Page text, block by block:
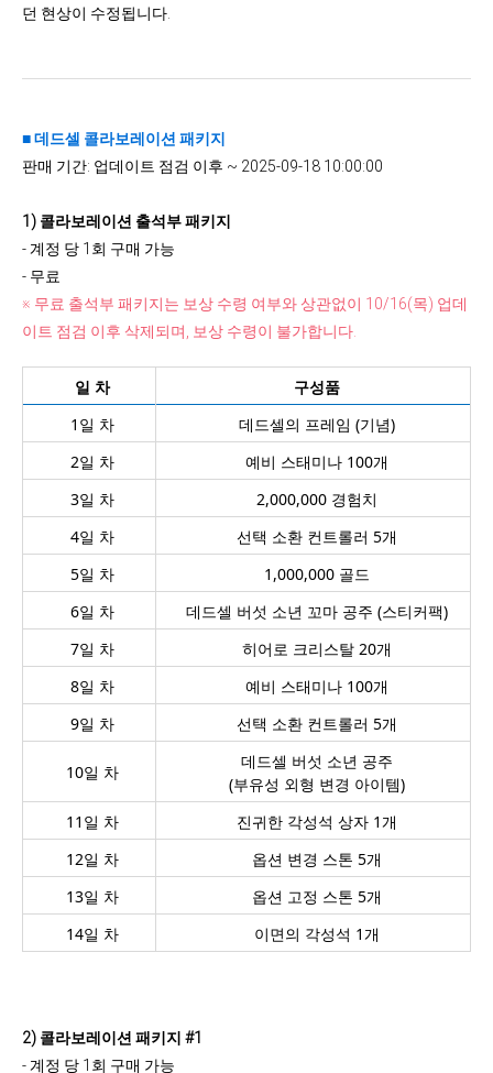
던 현상이 수정됩니다.
■ 데드셀 콜라보레이션 패키지
판매 기간: 업데이트 점검 이후 ~ 2025-09-18 10:00:00
1) 콜라보레이션 출석부 패키지
- 계정 당 1회 구매 가능
- 무료
※ 무료 출석부 패키지는 보상 수령 여부와 상관없이 10/16(목) 업데
이트 점검 이후 삭제되며, 보상 수령이 불가합니다.
일 차
구성품
1일 차
데드셀의 프레임 (기념)
2일 차
예비 스태미나 100개
3일 차
2,000,000 경험치
4일 차
선택 소환 컨트롤러 5개
5일 차
1,000,000 골드
6일 차
데드셀 버섯 소년 꼬마 공주 (스티커팩)
7일 차
히어로 크리스탈 20개
8일 차
예비 스태미나 100개
9일 차
선택 소환 컨트롤러 5개
10일 차
데드셀 버섯 소년 공주
(부유성 외형 변경 아이템)
11일 차
진귀한 각성석 상자 1개
12일 차
옵션 변경 스톤 5개
13일 차
옵션 고정 스톤 5개
14일 차
이면의 각성석 1개
2) 콜라보레이션 패키지 #1
- 계정 당 1회 구매 가능